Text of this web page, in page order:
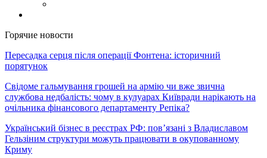
Горячие новости
Пересадка серця після операції Фонтена: історичний
порятунок
Свідоме гальмування грошей на армію чи вже звична
службова недбалість: чому в кулуарах Київради нарікають на
очільника фінансового департаменту Репіка?
Український бізнес в реєстрах РФ: пов’язані з Владиславом
Гельзіним структури можуть працювати в окупованному
Криму